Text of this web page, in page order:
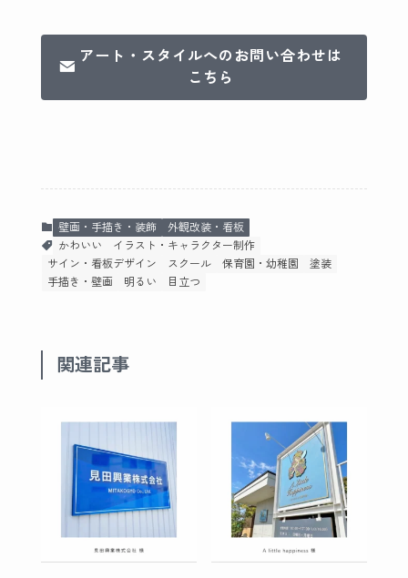
アート・スタイルへのお問い合わせは
こちら
壁画・手描き・装飾
外観改装・看板
かわいい
イラスト・キャラクター制作
サイン・看板デザイン
スクール 保育園・幼稚園
塗装
手描き・壁画
明るい 目立つ
関連記事